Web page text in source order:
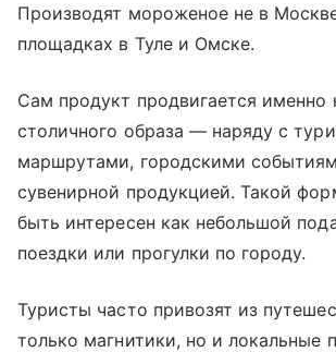
Производят мороженое не в
площадках в Туле и Омске.
Сам продукт продвигается именно
столичного образа — наряду с
маршрутами, городскими
сувенирной продукцией. Такой
быть интересен как небольшой
поездки или прогулки по городу.
Туристы часто привозят из
только магнитики, но и локальные